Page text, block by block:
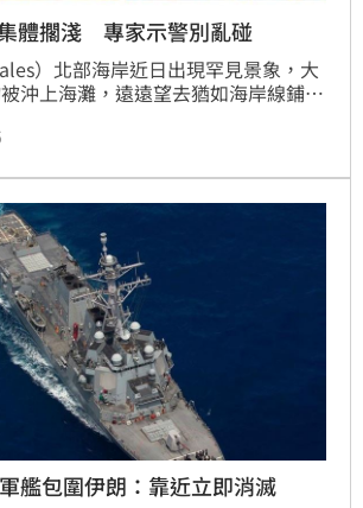
體擱淺 專家示警別亂碰
）北部海岸近日出現罕見景象，大
沖上海灘，遠遠望去猶如海岸線鋪上
豔，不少遊客誤以為是塑膠垃圾或外
，過去也曾在美國加州沿岸大規
引發外界對海洋生態變化的關注。
艦包圍伊朗：靠近立即消滅